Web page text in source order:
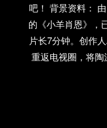
吧！ 背景资料：
的《小羊肖恩》，
片长7分钟。创作
重返电视圈，将